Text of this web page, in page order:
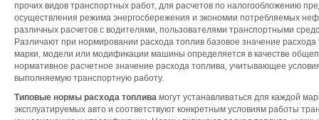
прочих видов транспортных работ, для расчетов по налогообложению
осуществления режима энергосбережения и экономии потребляемых
различных расчетов с водителями, пользователями транспортными
Различают при нормировании расхода топлив базовое значение
марки, модели или модификации машины определяется в качестве
нормативное расчетное значение расхода топлива, учитывающее
выполняемую транспортную работу.
Типовые нормы расхода топлива могут устанавливаться для каждой
эксплуатируемых авто и соответствуют конкретным условиям работы